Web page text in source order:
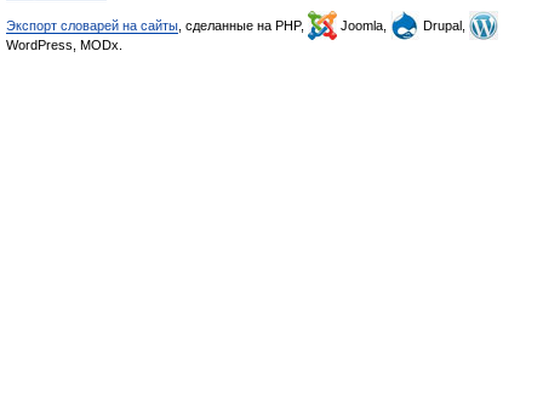
Экспорт словарей на сайты , сделанные на PHP, Joomla,
Drupal,
WordPress, MODx.